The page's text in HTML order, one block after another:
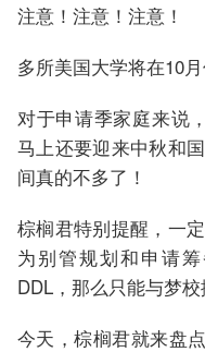
注意！注意！注意！
多所美国大学将在10
对于申请季家庭来说
马上还要迎来中秋和
间真的不多了！
棕榈君特别提醒，一
为别管规划和申请
DDL，那么只能与梦校
今天，棕榈君就来盘